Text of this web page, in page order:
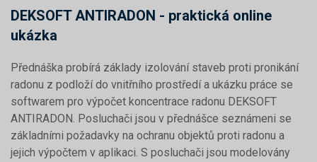
DEKSOFT ANTIRADON - praktická online
ukázka
Přednáška probírá základy izolování staveb proti pronikání
radonu z podloží do vnitřního prostředí a ukázku práce se
softwarem pro výpočet koncentrace radonu DEKSOFT
ANTIRADON. Posluchači jsou v přednášce seznámeni se
základními požadavky na ochranu objektů proti radonu a
jejich výpočtem v aplikaci. S posluchači jsou modelovány